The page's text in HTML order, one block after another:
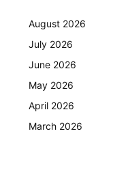
August 2026
July 2026
June 2026
May 2026
April 2026
March 2026